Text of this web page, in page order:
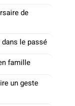
de
le passé
famille
un geste